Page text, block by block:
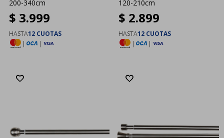
200-340cm
$ 3.999
HASTA12 CUOTAS
|
|
120-210cm
$ 2.899
HASTA12 CUOTAS
|
|